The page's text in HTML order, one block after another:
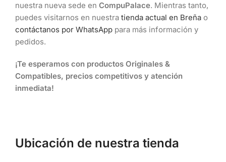
nuestra nueva sede en CompuPalace. Mientras tanto,
puedes visitarnos en nuestra tienda actual en Breña o
contáctanos por WhatsApp para más información y
pedidos.
¡Te esperamos con productos Originales &
Compatibles, precios competitivos y atención
inmediata!
Ubicación de nuestra tienda